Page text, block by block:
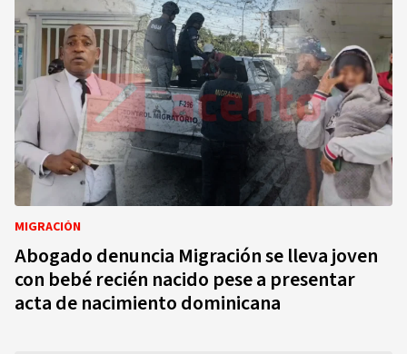
MIGRACIÓN
Abogado denuncia Migración se lleva joven
con bebé recién nacido pese a presentar
acta de nacimiento dominicana